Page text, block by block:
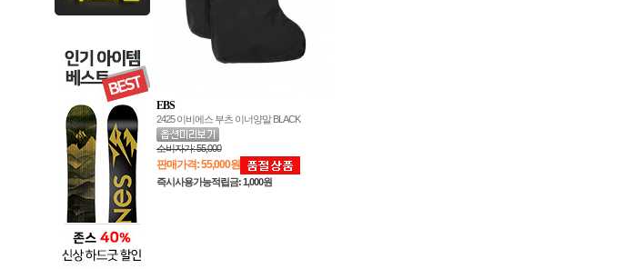
EBS
2425 이비에스 부츠 이너양말 BLACK
소비자가:55,000
판매가격:55,000원
즉시사용가능적립금: 1,000원